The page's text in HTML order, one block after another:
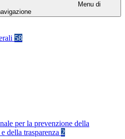
Menu di
58
per la prevenzione della
della trasparenza 2